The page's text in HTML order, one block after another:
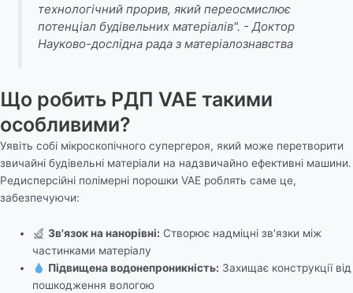
технологічний прорив, який переосмислює
потенціал будівельних матеріалів". - Доктор
Науково-дослідна рада з матеріалознавства
Що робить РДП VAE такими
особливими?
Уявіть собі мікроскопічного супергероя, який може перетворити
звичайні будівельні матеріали на надзвичайно ефективні машини.
Редисперсійні полімерні порошки VAE роблять саме це,
забезпечуючи:
Зв'язок на нанорівні: Створює надміцні зв'язки між
частинками матеріалу
Підвищена водонепроникність: Захищає конструкції від
пошкодження вологою